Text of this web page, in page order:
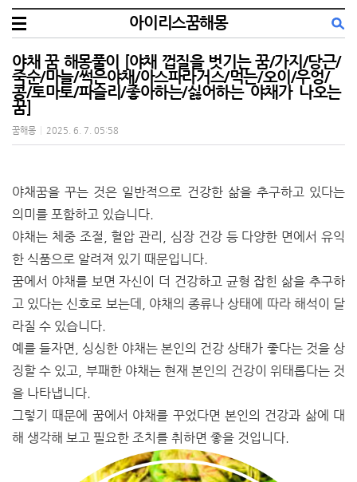
아이리스꿈해몽
야채 꿈 해몽풀이 [야채 껍질을 벗기는 꿈/가지/당근/
죽순/마늘/썩은야채/아스파라거스/먹는/오이/우엉/
콩/토마토/파슬리/좋아하는/싫어하는 야채가 나오는
꿈]
꿈해몽 2025. 6. 7. 05:58
야채꿈을 꾸는 것은 일반적으로 건강한 삶을 추구하고 있다는
의미를 포함하고 있습니다.
야채는 체중 조절, 혈압 관리, 심장 건강 등 다양한 면에서 유익
한 식품으로 알려져 있기 때문입니다.
꿈에서 야채를 보면 자신이 더 건강하고 균형 잡힌 삶을 추구하
고 있다는 신호로 보는데, 야채의 종류나 상태에 따라 해석이 달
라질 수 있습니다.
예를 들자면, 싱싱한 야채는 본인의 건강 상태가 좋다는 것을 상
징할 수 있고, 부패한 야채는 현재 본인의 건강이 위태롭다는 것
을 나타냅니다.
그렇기 때문에 꿈에서 야채를 꾸었다면 본인의 건강과 삶에 대
해 생각해 보고 필요한 조치를 취하면 좋을 것입니다.